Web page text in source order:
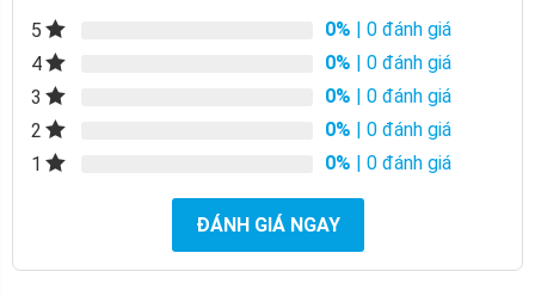
5 0% | 0 đánh giá
4
0% | 0 đánh giá
3
0% | 0 đánh giá
2
0% | 0 đánh giá
1
0% | 0 đánh giá
ĐÁNH GIÁ NGAY